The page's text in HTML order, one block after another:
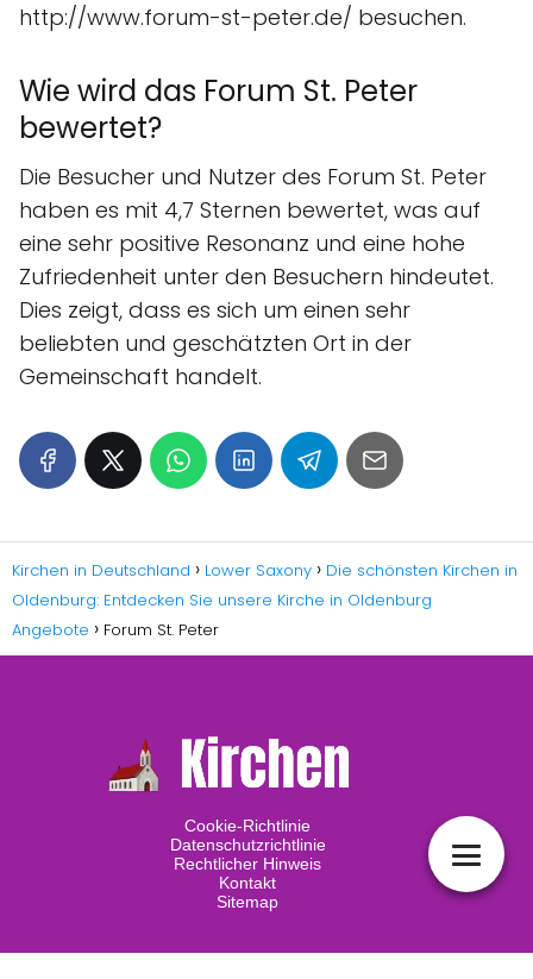
http://www.forum-st-peter.de/ besuchen.
Wie wird das Forum St. Peter
bewertet?
Die Besucher und Nutzer des Forum St. Peter
haben es mit 4,7 Sternen bewertet, was auf
eine sehr positive Resonanz und eine hohe
Zufriedenheit unter den Besuchern hindeutet.
Dies zeigt, dass es sich um einen sehr
beliebten und geschätzten Ort in der
Gemeinschaft handelt.
Kirchen in Deutschland Lower Saxony
Die schönsten Kirchen in
Oldenburg: Entdecken Sie unsere Kirche in Oldenburg
Angebote
Forum St. Peter
Cookie-Richtlinie
Datenschutzrichtlinie
Rechtlicher Hinweis
Kontakt
Sitemap